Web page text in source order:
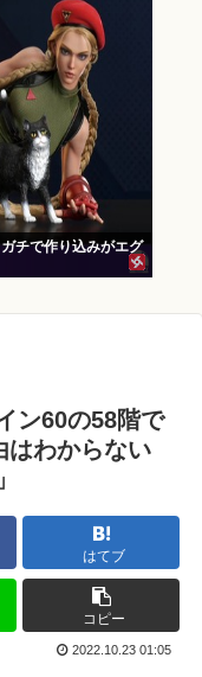
チで作り込みがエグ
ン60の58階で
はわからない
はてブ
コピー
2022.10.23 01:05